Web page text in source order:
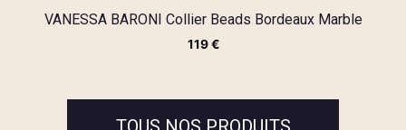
VANESSA BARONI Collier Beads Bordeaux Marble
119€